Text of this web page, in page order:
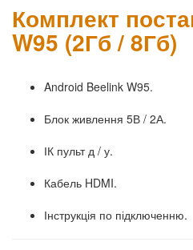
Комплект
W95 (2Гб / 8Гб)
Android Beelink W95.
Блок живлення 5В / 2А.
ІК пульт д / у.
Кабель HDMI.
Інструкція по підключенню.